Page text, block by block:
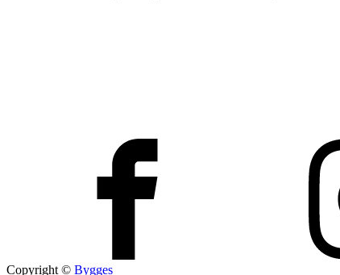
Copyright © Bygges